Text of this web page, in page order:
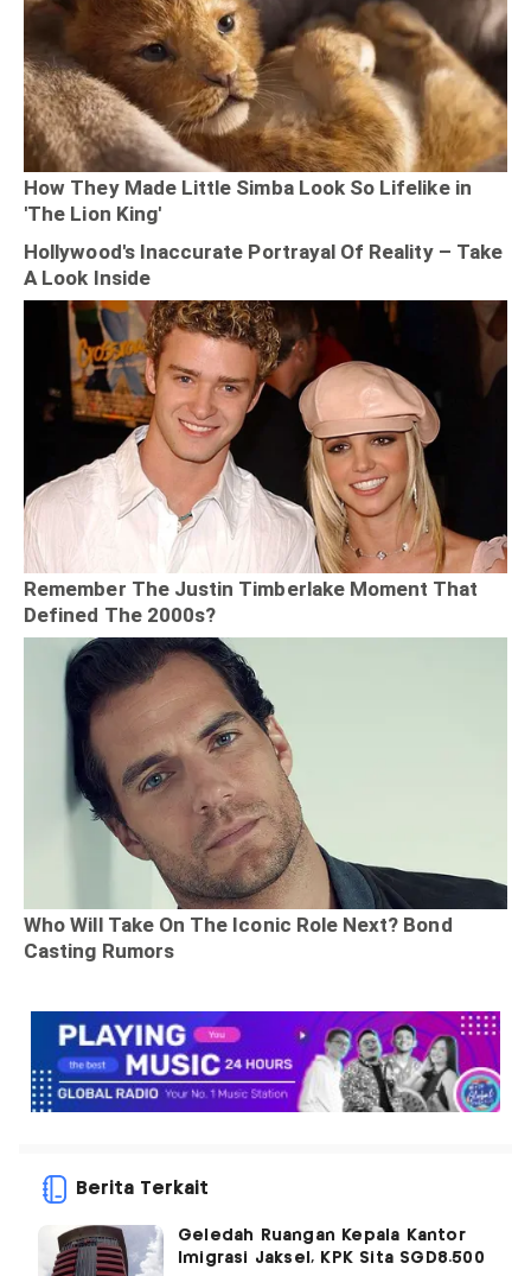
Berita Terkait
Geledah Ruangan Kepala Kantor
Imigrasi Jaksel, KPK Sita SGD8.500